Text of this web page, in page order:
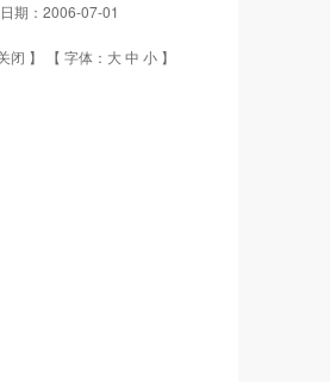
日期： 2006-07-01
闭 】 【 字体： 大中 小 】